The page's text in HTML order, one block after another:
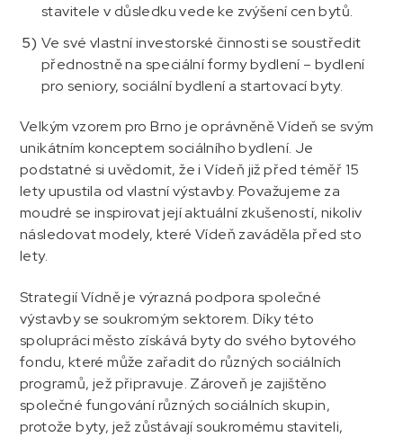
stavitele v důsledku vede ke zvýšení cen bytů.
Ve své vlastní investorské činnosti se soustředit
přednostně na speciální formy bydlení – bydlení
pro seniory, sociální bydlení a startovací byty.
Velkým vzorem pro Brno je oprávněně Vídeň se svým
unikátním konceptem sociálního bydlení. Je
podstatné si uvědomit, že i Vídeň již před téměř 15
lety upustila od vlastní výstavby. Považujeme za
moudré se inspirovat její aktuální zkušeností, nikoliv
následovat modely, které Vídeň zaváděla před sto
lety.
Strategií Vídně je výrazná podpora společné
výstavby se soukromým sektorem. Díky této
spolupráci město získává byty do svého bytového
fondu, které může zařadit do různých sociálních
programů, jež připravuje. Zároveň je zajištěno
společné fungování různých sociálních skupin,
protože byty, jež zůstávají soukromému staviteli,